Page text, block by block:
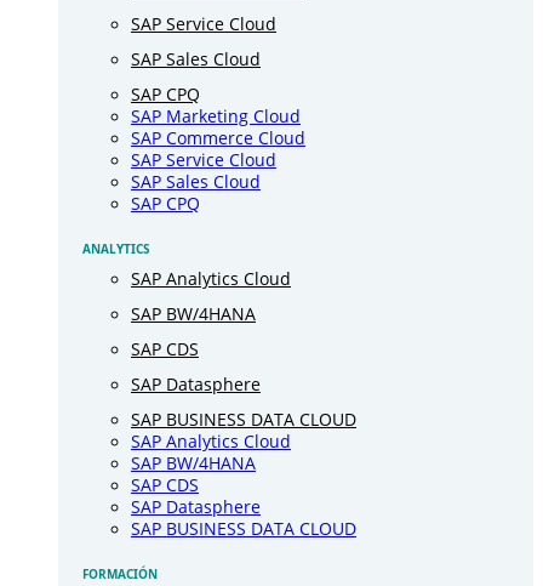
SAP Service Cloud
SAP Sales Cloud
SAP CPQ
SAP Marketing Cloud
SAP Commerce Cloud
SAP Service Cloud
SAP Sales Cloud
SAP CPQ
ANALYTICS
SAP Analytics Cloud
SAP BW/4HANA
SAP CDS
SAP Datasphere
SAP BUSINESS DATA CLOUD
SAP Analytics Cloud
SAP BW/4HANA
SAP CDS
SAP Datasphere
SAP BUSINESS DATA CLOUD
FORMACIÓN